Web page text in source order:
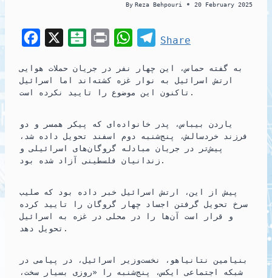
By Reza Behpouri 20 February 2025
c
e
o
o
k
l
a
r
i
i
n
a
t
A
p
p
T
l
e
r
a
m
Share
به گفته حماس، این چهار نفر در جریان حملات هوایی
ارتش اسرائیل به نوار غزه کشته‌اند اما اسرائیل
تاکنون این موضوع را تایید نکرده است.
یاردن بیباس، پدر خانواده‌ای که پیکر همسر و دو
فرزند خردسالش، پنج‌شنبه دوم اسفند تحویل داده شد،
پیش‌تر در جریان مبادله گروگان‌های اسرائیلی و
زندانیان فلسطینی آزاد شده بود.
پیش از این، ارتش اسرائیل خبر داده بود که صلیب
سرخ تحویل گرفتن اجساد چهار گروگان را تایید کرده
و قرار است آن‌ها را در محلی در غزه به اسرائیل
تحویل دهد.
بنیامین نتانیاهو، نخست‌وزیر اسرائیل، در پیامی در
شبکه اجتماعی ایکس، پنج‌شنبه را «روزی بسیار سخت،